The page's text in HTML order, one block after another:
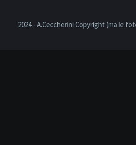
2024 - A.Ceccherini Copyright (ma le